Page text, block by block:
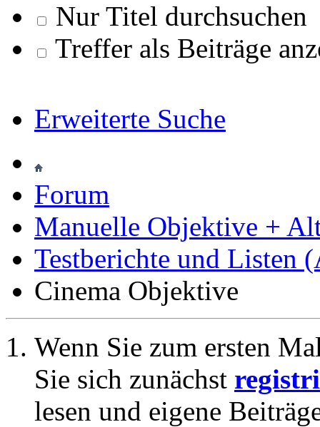
Nur Titel durchsuchen
Treffer als Beiträge
Erweiterte Suche
Forum
Manuelle Objektive +
Testberichte und Listen
Cinema Objektive
Wenn Sie zum ersten
Sie sich zunächst
lesen und eigene